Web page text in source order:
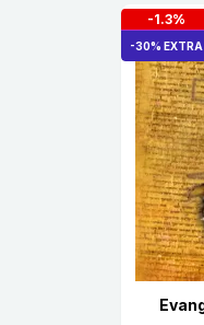
-1.3%
-30% EXTRA